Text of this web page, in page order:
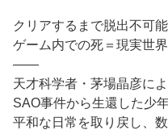
クリアするまで脱出不可能
ゲーム内での死＝現実世
――
天才科学者・茅場晶彦に
SAO事件から生還した少
平和な日常を取り戻し、